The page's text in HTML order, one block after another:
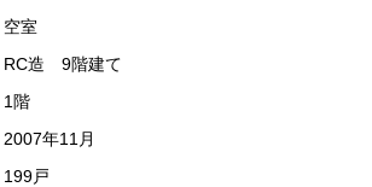
空室
RC造 9階建て
1階
2007年11月
199戸